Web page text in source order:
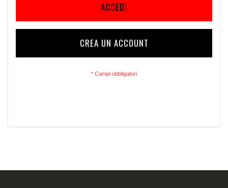
ACCEDI
CREA UN ACCOUNT